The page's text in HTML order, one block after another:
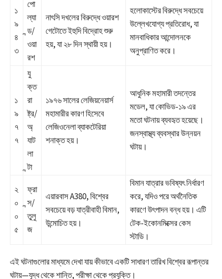
১
৯
৪
৩
পো
ল্যা
ন্ড/
ওয়া
রশ
নাৎসি দখলের বিরুদ্ধে ওয়ারশ
গেটোতে ইহুদি বিদ্রোহ শুরু
হয়, যা ২৮ দিন স্থায়ী হয়।
হলোকাস্টের বিরুদ্ধে সবচেয়ে
উল্লেখযোগ্য প্রতিরোধ, যা
মানবাধিকার আন্দোলনকে
অনুপ্রাণিত করে।
১
৯
৭
৭
যু
ক্ত
রা
ষ্ট্র/
অ্
যাট
লা
ন্টা
১৯৭৬ সালের লেজিয়নেয়ার্স
মহামারীর কারণ হিসেবে
লেজিওনেলা ব্যাকটেরিয়া
শনাক্ত হয়।
আধুনিক মহামারী তদন্তের
মডেল, যা কোভিড-১৯ এর
মতো ঘটনায় ব্যবহৃত হয়েছে।
জনস্বাস্থ্য ব্যবস্থার উন্নয়ন
ঘটায়।
২
০
০
৫
ফ্রা
ন্স/
তুলু
জ
এয়ারবাস A380, বিশ্বের
সবচেয়ে বড় যাত্রীবাহী বিমান,
উন্মোচিত হয়।
বিমান যাত্রার ভবিষ্যৎ নির্ধারণ
করে, যদিও পরে অর্থনৈতিক
কারণে উৎপাদন বন্ধ হয়। এটি
টেক-ইকোনমিক্সের কেস
স্টাডি।
এই ঘটনাগুলোর মাধ্যমে দেখা যায় কীভাবে একটি সাধারণ তারিখ বিশ্বের রূপান্তর
ঘটায়—যুদ্ধ থেকে শান্তি, পরীক্ষা থেকে প্রযুক্তি।